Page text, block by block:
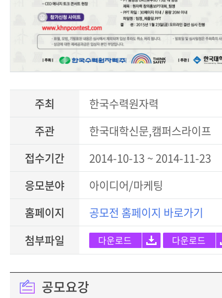
주최
한국수력원자력
주관
한국대학신문,캠퍼스라이프
접수기간
2014-10-13 ~ 2014-11-23
응모분야
아이디어/마케팅
홈페이지
공모전 홈페이지 바로가기
첨부파일
다운로드 다운로드
공모요강